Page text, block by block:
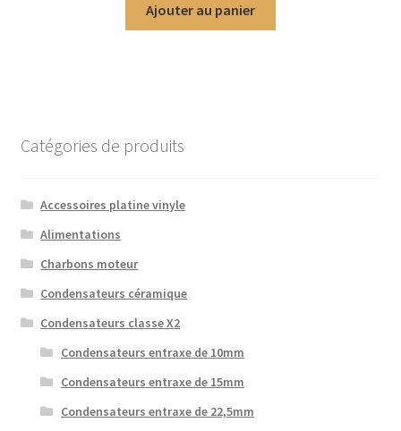
Ajouter au panier
Catégories de produits
Accessoires platine vinyle
Alimentations
Charbons moteur
Condensateurs céramique
Condensateurs classe X2
Condensateurs entraxe de 10mm
Condensateurs entraxe de 15mm
Condensateurs entraxe de 22,5mm